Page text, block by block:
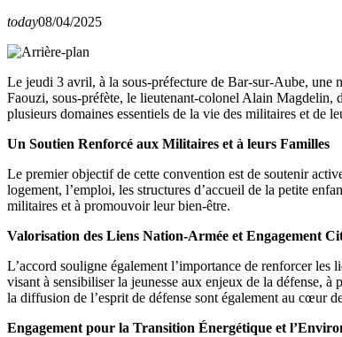
today08/04/2025
Le jeudi 3 avril, à la sous-préfecture de Bar-sur-Aube, une
Faouzi, sous-préfète, le lieutenant-colonel Alain Magdelin,
plusieurs domaines essentiels de la vie des militaires et de
Un Soutien Renforcé aux Militaires et à leurs Familles
Le premier objectif de cette convention est de soutenir
logement, l’emploi, les structures d’accueil de la petite
militaires et à promouvoir leur bien-être.
Valorisation des Liens Nation-Armée et Engagement
L’accord souligne également l’importance de renforcer
visant à sensibiliser la jeunesse aux enjeux de la défense,
la diffusion de l’esprit de défense sont également au cœur
Engagement pour la Transition Énergétique et